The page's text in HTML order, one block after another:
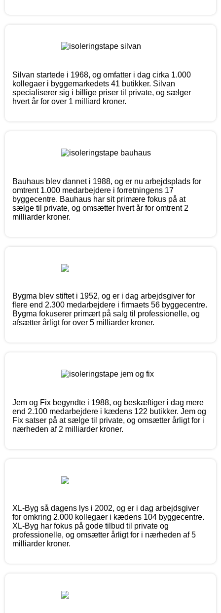
Silvan startede i 1968, og omfatter i dag cirka 1.000
kollegaer i byggemarkedets 41 butikker. Silvan
specialiserer sig i billige priser til private, og sælger
hvert år for over 1 milliard kroner.
Bauhaus blev dannet i 1988, og er nu arbejdsplads for
omtrent 1.000 medarbejdere i forretningens 17
byggecentre. Bauhaus har sit primære fokus på at
sælge til private, og omsætter hvert år for omtrent 2
milliarder kroner.
Bygma blev stiftet i 1952, og er i dag arbejdsgiver for
flere end 2.300 medarbejdere i firmaets 56 byggecentre.
Bygma fokuserer primært på salg til professionelle, og
afsætter årligt for over 5 milliarder kroner.
Jem og Fix begyndte i 1988, og beskæftiger i dag mere
end 2.100 medarbejdere i kædens 122 butikker. Jem og
Fix satser på at sælge til private, og omsætter årligt for i
nærheden af 2 milliarder kroner.
XL-Byg så dagens lys i 2002, og er i dag arbejdsgiver
for omkring 2.000 kollegaer i kædens 104 byggecentre.
XL-Byg har fokus på gode tilbud til private og
professionelle, og omsætter årligt for i nærheden af 5
milliarder kroner.